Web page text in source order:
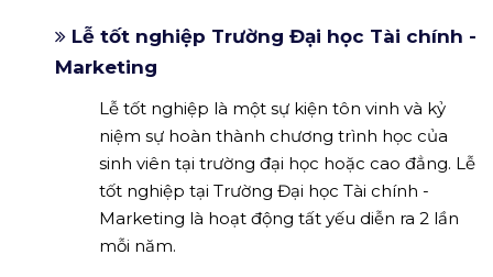
Lễ tốt nghiệp Trường Đại học Tài chính -
Marketing
Lễ tốt nghiệp là một sự kiện tôn vinh và kỷ
niệm sự hoàn thành chương trình học của
sinh viên tại trường đại học hoặc cao đẳng. Lễ
tốt nghiệp tại Trường Đại học Tài chính -
Marketing là hoạt động tất yếu diễn ra 2 lần
mỗi năm.